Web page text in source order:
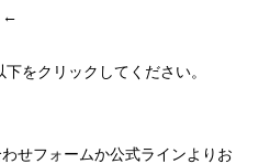
をクリックしてください。
せフォームか公式ラインよりお